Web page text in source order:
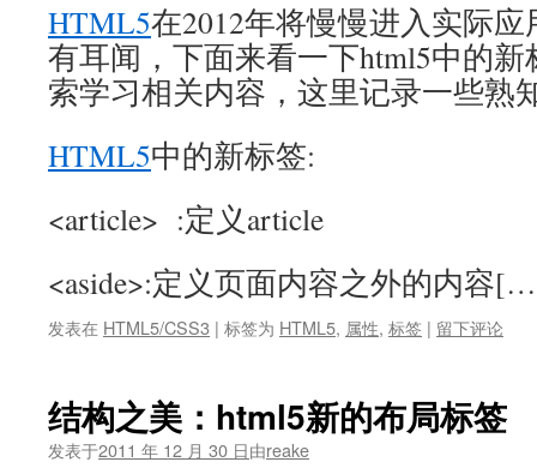
HTML5在2012年将慢慢进入实际
有耳闻，下面来看一下html5中的
索学习相关内容，这里记录一些熟
HTML5中的新标签:
<article> :定义article
<aside>:定义页面内容之外的内容
发表在 HTML5/CSS3 | 标签为 HTML5, 属性, 标签 | 留下评论
结构之美：html5新的布局标签
发表于2011 年 12 月 30 日由reake